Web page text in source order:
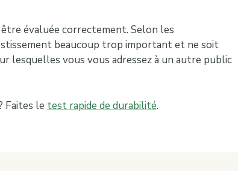
évaluée correctement. Selon les
beaucoup trop important et ne soit
lesquelles vous vous adressez à un autre public
Faites le test rapide de durabilité.